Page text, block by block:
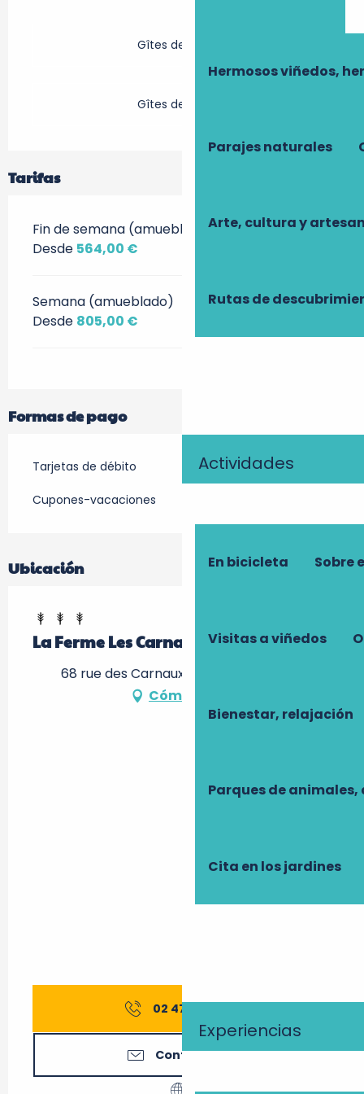
Hermosos viñedos,
Parajes naturales
Arte, cultura y
Rutas de
Actividades
En bicicleta Sobre
Visitas a viñedos
Bienestar, relajación
Parques de
Cita en los jardines
Experiencias
Gîtes de France
Gîtes de France
Tarifas
Fin de semana (amueblado)
Desde 564,00 €
Semana (amueblado)
Desde 805,00 €
Formas de pago
Tarjetas de débito
Cupones-vacaciones
Ubicación
La Ferme Les Carnaux
68 rue des Carnaux, 37510 Ballan-Miré
Cómo llegar
02 47 27 56
Contáctenos